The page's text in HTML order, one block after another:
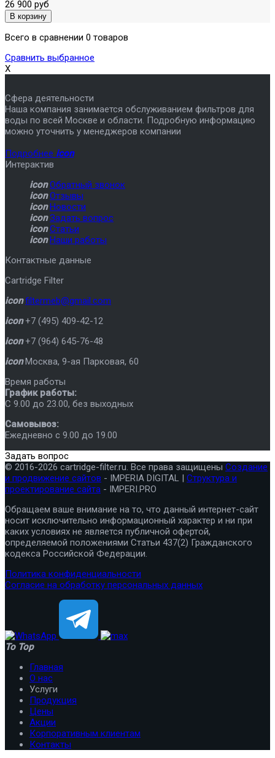
26 900 руб
Всего в сравнении 0 товаров
Сравнить выбранное
X
Сфера деятельности
Наша компания занимается обслуживанием фильтров для
воды по всей Москве и области. Подробную информацию
можно уточнить у менеджеров компании
Подробнее icon
Интерактив
icon Обратный звонок
icon Отзывы
icon Новости
icon Задать вопрос
icon Статьи
icon Наши работы
Контактные данные
Cartridge Filter
icon filtermeb@gmail.com
icon +7 (495) 409-42-12
icon +7 (964) 645-76-48
icon Москва, 9-ая Парковая, 60
Время работы
График работы:
C 9.00 до 23.00, без выходных
Самовывоз:
Ежедневно с 9.00 до 19.00
Задать вопрос
© 2016-2026 cartridge-filter.ru. Все права защищены Создание
и продвижение сайтов - IMPERIA DIGITAL | Структура и
проектирование сайта - IMPERI.PRO
Обращаем ваше внимание на то, что данный интернет-сайт
носит исключительно информационный характер и ни при
каких условиях не является публичной офертой,
определяемой положениями Статьи 437(2) Гражданского
кодекса Российской Федерации.
Политика конфиденциальности
Согласие на обработку персональных данных
To Top
Главная
О нас
Услуги
Продукция
Цены
Акции
Корпоративным клиентам
Контакты